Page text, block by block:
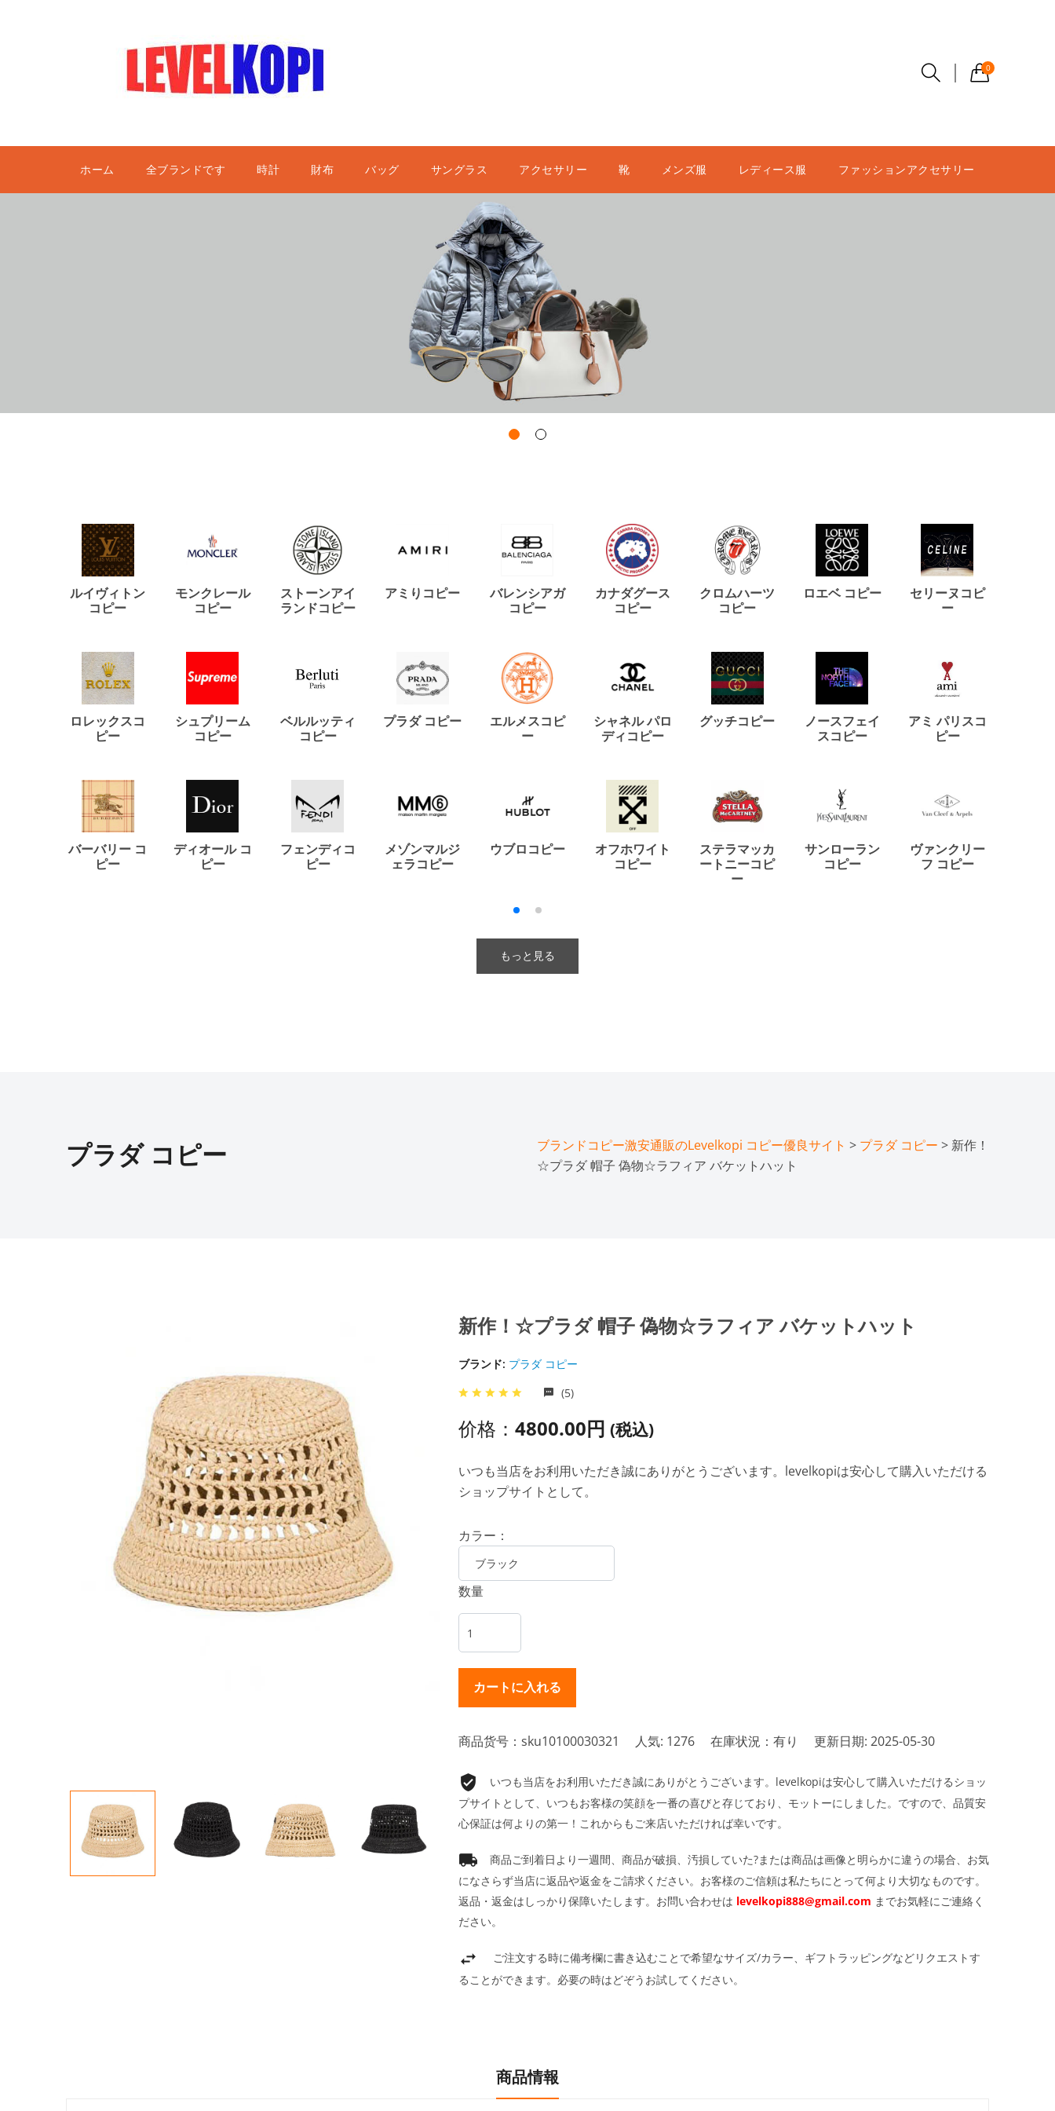
0
ホーム 全ブランドです 時計 財布 バッグ サングラス アクセサリー 靴 メンズ服 レディース服 ファッションアクセサリー
ルイヴィトン
コピー
モンクレール
コピー
ストーンアイ
ランドコピー
アミりコピー
バレンシアガ
コピー
カナダグース
コピー
クロムハーツ
コピー
ロエベ コピー
セリーヌコピ
ー
ロレックスコ
ピー
シュプリーム
コピー
ベルルッティ
コピー
プラダ コピー
エルメスコピ
ー
シャネル パロ
ディコピー
グッチコピー
ノースフェイ
スコピー
アミ パリスコ
ピー
バーバリー コ
ピー
ディオール コ
ピー
フェンディコ
ピー
メゾンマルジ
ェラコピー
ウブロコピー
オフホワイト
コピー
ステラマッカ
ートニーコピ
ー
サンローラン
コピー
ヴァンクリー
フ コピー
もっと見る
プラダ コピー ブランドコピー激安通販のLevelkopi コピー優良サイト > プラダ コピー > 新作！
☆プラダ 帽子 偽物☆ラフィア バケットハット
新作！☆プラダ 帽子 偽物☆ラフィア バケットハット
ブランド: プラダ コピー
(5)
价格： 4800.00円 (税込)
いつも当店をお利用いただき誠にありがとうございます。levelkopiは安心して購入いただける
ショップサイトとして。
カラー：
数量
商品货号：sku10100030321 人気: 1276 在庫状況：有り 更新日期: 2025-05-30
いつも当店をお利用いただき誠にありがとうございます。levelkopiは安心して購入いただけるショッ
プサイトとして、いつもお客様の笑顔を一番の喜びと存じており、モットーにしました。ですので、品質安
心保証は何よりの第一！これからもご来店いただければ幸いです。
商品ご到着日より一週間、商品が破損、汚損していた?または商品は画像と明らかに違うの場合、お気
になさらず当店に返品や返金をご請求ください。お客様のご信頼は私たちにとって何より大切なものです。
返品・返金はしっかり保障いたします。お問い合わせは levelkopi888@gmail.com までお気軽にご連絡く
ださい。
ご注文する時に備考欄に書き込むことで希望なサイズ/カラー、ギフトラッピングなどリクエストす
ることができます。必要の時はどぞうお試してください。
商品情報